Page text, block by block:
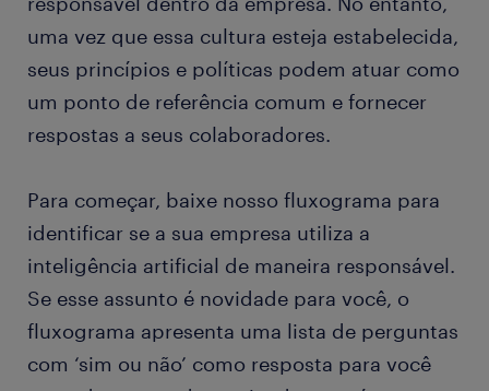
uma vez que essa cultura esteja estabelecida,
seus princípios e políticas podem atuar como
um ponto de referência comum e fornecer
respostas a seus colaboradores.
Para começar, baixe nosso fluxograma para
identificar se a sua empresa utiliza a
inteligência artificial de maneira responsável.
Se esse assunto é novidade para você, o
fluxograma apresenta uma lista de perguntas
com ‘sim ou não’ como resposta para você